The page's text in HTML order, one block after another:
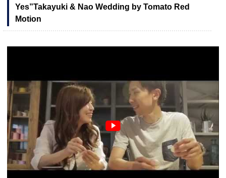
Yes”Takayuki & Nao Wedding by Tomato Red
Motion